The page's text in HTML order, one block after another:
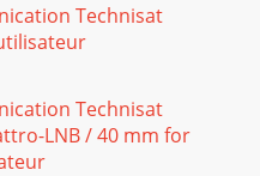
Technisat
Technisat
LNB / 40 mm for